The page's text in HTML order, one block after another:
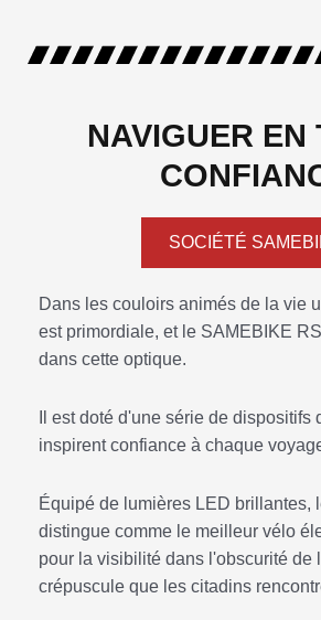
NAVIGUER EN
SOCIÉTÉ
Dans les couloirs animés de la vie
est primordiale, et le SAMEBIKE
dans cette optique.
Il est doté d'une série de dispositifs
inspirent confiance à chaque
Équipé de lumières LED brillantes,
distingue comme le meilleur vélo
pour la visibilité dans l'obscurité de
crépuscule que les citadins